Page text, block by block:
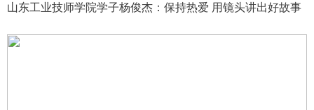
山东工业技师学院学子杨俊杰：保持热爱 用镜头讲出好故事